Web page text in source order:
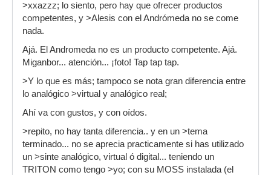
>xxazzz; lo siento, pero hay que ofrecer productos
competentes, y >Alesis con el Andrómeda no se come
nada.
Ajá. El Andromeda no es un producto competente. Ajá.
Miganbor... atención... ¡foto! Tap tap tap.
>Y lo que es más; tampoco se nota gran diferencia entre
lo analógico >virtual y analógico real;
Ahí va con gustos, y con oídos.
>repito, no hay tanta diferencia.. y en un >tema
terminado... no se aprecia practicamente si has utilizado
un >sinte analógico, virtual ó digital... teniendo un
TRITON como tengo >yo; con su MOSS instalada (el